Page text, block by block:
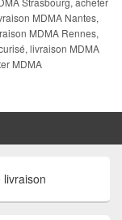
MDMA Nantes,
MDMA Rennes,
livraison MDMA
MDMA